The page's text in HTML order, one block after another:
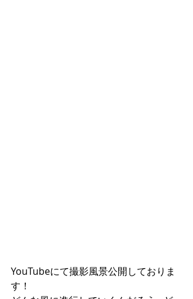
YouTubeにて撮影風景公開しておりま
す！